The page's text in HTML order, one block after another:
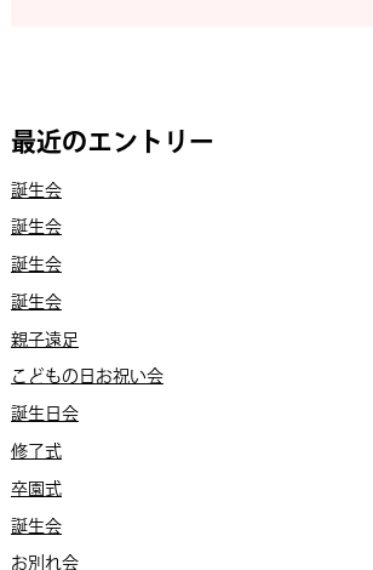
最近のエントリー
誕生会
誕生会
誕生会
誕生会
親子遠足
こどもの日お祝い会
誕生日会
修了式
卒園式
誕生会
お別れ会